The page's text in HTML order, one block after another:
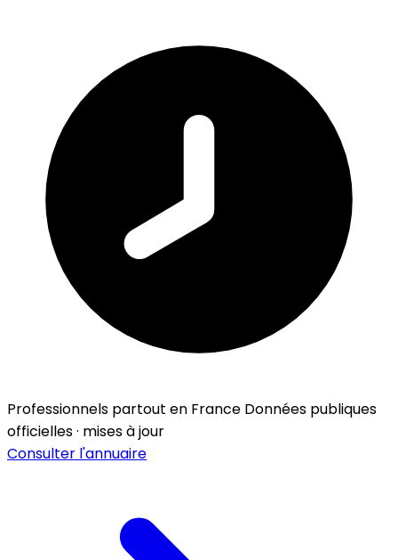
Professionnels partout en France Données publiques
officielles · mises à jour
Consulter l'annuaire